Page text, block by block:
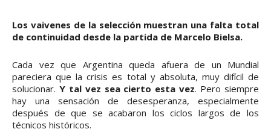
Los vaivenes de la selección muestran una falta total
de continuidad desde la partida de Marcelo Bielsa.
Cada vez que Argentina queda afuera de un Mundial
pareciera que la crisis es total y absoluta, muy difícil de
solucionar. Y tal vez sea cierto esta vez. Pero siempre
hay una sensación de desesperanza, especialmente
después de que se acabaron los ciclos largos de los
técnicos históricos.